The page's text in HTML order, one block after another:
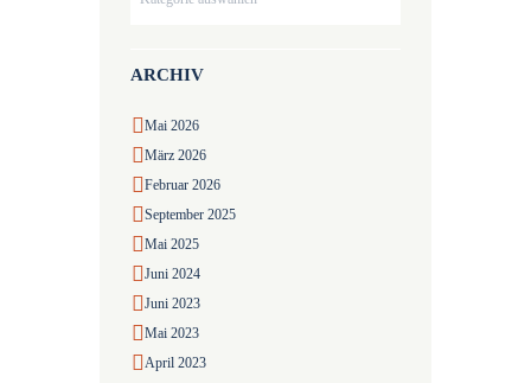
ARCHIV
Mai2026
März2026
Februar2026
September2025
Mai2025
Juni2024
Juni2023
Mai2023
April2023